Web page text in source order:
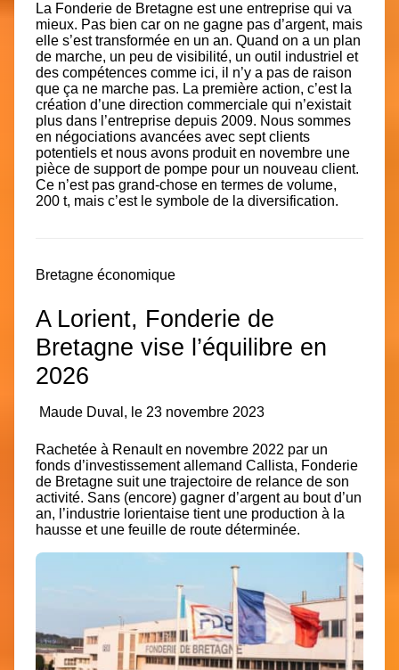
La Fonderie de Bretagne est une entreprise qui va
mieux. Pas bien car on ne gagne pas d’argent, mais
elle s’est transformée en un an. Quand on a un plan
de marche, un peu de visibilité, un outil industriel et
des compétences comme ici, il n’y a pas de raison
que ça ne marche pas. La première action, c’est la
création d’une direction commerciale qui n’existait
plus dans l’entreprise depuis 2009. Nous sommes
en négociations avancées avec sept clients
potentiels et nous avons produit en novembre une
pièce de support de pompe pour un nouveau client.
Ce n’est pas grand-chose en termes de volume,
200 t, mais c’est le symbole de la diversification.
Bretagne économique
A Lorient, Fonderie de
Bretagne vise l’équilibre en
2026
Maude Duval, le 23 novembre 2023
Rachetée à Renault en novembre 2022 par un
fonds d’investissement allemand Callista, Fonderie
de Bretagne suit une trajectoire de relance de son
activité. Sans (encore) gagner d’argent au bout d’un
an, l’industrie lorientaise tient une production à la
hausse et une feuille de route déterminée.